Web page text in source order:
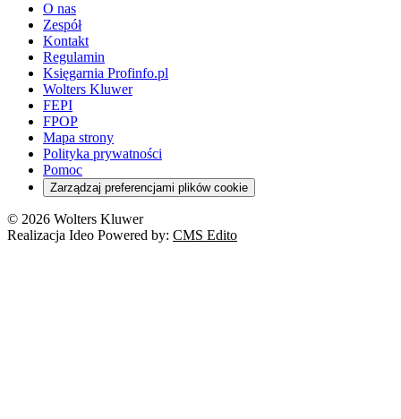
O nas
Zespół
Kontakt
Regulamin
Księgarnia Profinfo.pl
Wolters Kluwer
FEPI
FPOP
Mapa strony
Polityka prywatności
Pomoc
Zarządzaj preferencjami plików cookie
© 2026 Wolters Kluwer
Realizacja Ideo Powered by: CMS Edito